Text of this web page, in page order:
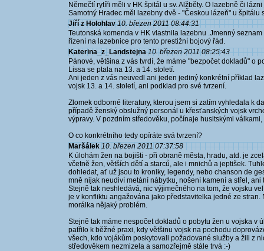
Němečtí rytíři měli v HK špitál u sv. Alžběty. O lazebně či
Samotný Hradec měl lazebny dvě - "Českou lázeň" u špitálu
Jiří z Holohlav 10. březen 2011 08:44:31
Teutonská komenda v HK vlastnila lazebnu .Jmenný
řízení na lazebnice pro tento prestižní bojový řád.
Katerina_z_Landstejna 10. březen 2011 08:25:43
Pánové, většina z vás tvrdí, že máme "bezpočet dokladů" o
Lissa se ptala na 13. a 14. století.
Ani jeden z vás neuvedl ani jeden jediný konkrétní příklad
vojsk 13. a 14. století, ani podklad pro své tvrzení.
Zlomek odborné literatury, kterou jsem si zatím vyhledala k
případě ženský obslužný personál u křesťanských vojsk
výpravy. V pozdním středověku, počínaje husitskými
O co konkrétního tedy opíráte svá tvrzení?
Maršálek 10. březen 2011 07:37:58
K úlohám žen na bojišti - při obraně města, hradu, atd. je
včetně žen, větších dětí a starců, ale i mnichů a jeptišek.
dohledat, ať už jsou to kroniky, legendy, nebo chanson de
mně nijak neudiví metání nábytku, nošení kamení a střel,
Stejně tak neshledává, nic výjimečného na tom, že vojsku
je v konfliktu angažována jako představitelka jedné ze
morálka nějaký problém.
Stejně tak máme nespočet dokladů o pobytu žen u vojska v
patřilo k běžné praxi, kdy většinu vojsk na pochodu
všech, kdo vojákům poskytovali požadované služby a žili z
středověkem nezmizela a samozřejmě stále trvá :-)